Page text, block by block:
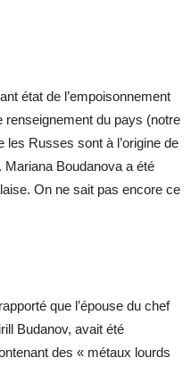
état de l’empoisonnement
renseignement du pays (notre
les Russes sont à l’origine de
Mariana Boudanova a été
On ne sait pas encore ce
que l’épouse du chef
Budanov, avait été
des « métaux lourds